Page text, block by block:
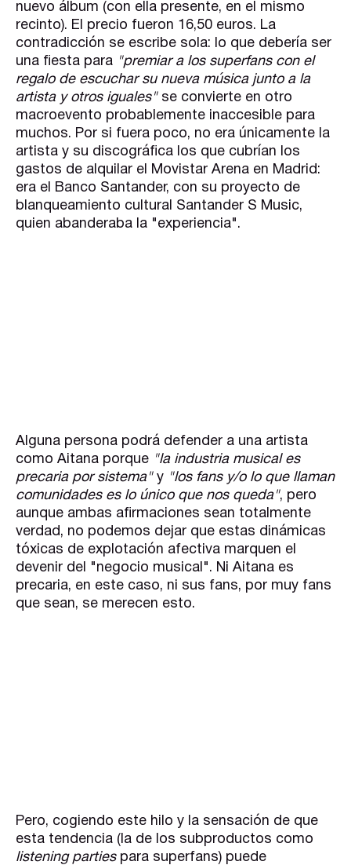
nuevo álbum (con ella presente, en el mismo
recinto). El precio fueron 16,50 euros. La
contradicción se escribe sola: lo que debería ser
una fiesta para "premiar a los superfans con el
regalo de escuchar su nueva música junto a la
artista y otros iguales"se convierte en otro
macroevento probablemente inaccesible para
muchos. Por si fuera poco, no era únicamente la
artista y su discográfica los que cubrían los
gastos de alquilar el Movistar Arena en Madrid:
era el Banco Santander, con su proyecto de
blanqueamiento cultural Santander S Music,
quien abanderaba la "experiencia".
Alguna persona podrá defender a una artista
como Aitana porque "la industria musical es
precaria por sistema"y "los fans y/o lo que llaman
comunidades es lo único que nos queda", pero
aunque ambas afirmaciones sean totalmente
verdad, no podemos dejar que estas dinámicas
tóxicas de explotación afectiva marquen el
devenir del "negocio musical". Ni Aitana es
precaria, en este caso, ni sus fans, por muy fans
que sean, se merecen esto.
Pero, cogiendo este hilo y la sensación de que
esta tendencia (la de los subproductos como
listening partiespara superfans) puede